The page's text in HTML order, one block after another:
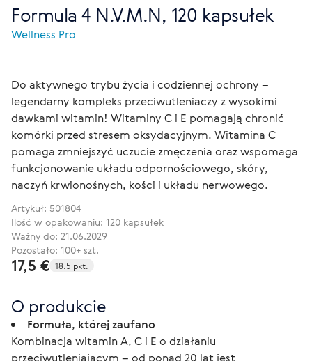
Formula 4 N.V.M.N, 120 kapsułek
Wellness Pro
Do aktywnego trybu życia i codziennej ochrony –
legendarny kompleks przeciwutleniaczy z wysokimi
dawkami witamin! Witaminy C i E pomagają chronić
komórki przed stresem oksydacyjnym. Witamina C
pomaga zmniejszyć uczucie zmęczenia oraz wspomaga
funkcjonowanie układu odpornościowego, skóry,
naczyń krwionośnych, kości i układu nerwowego.
Artykuł: 501804
Ilość w opakowaniu: 120 kapsułek
Ważny do: 21.06.2029
Pozostało: 100+ szt.
17,5 € 18.5 pkt.
O produkcie
Formuła, której zaufano
Kombinacja witamin A, C i E o działaniu
przeciwutleniającym – od ponad 20 lat jest